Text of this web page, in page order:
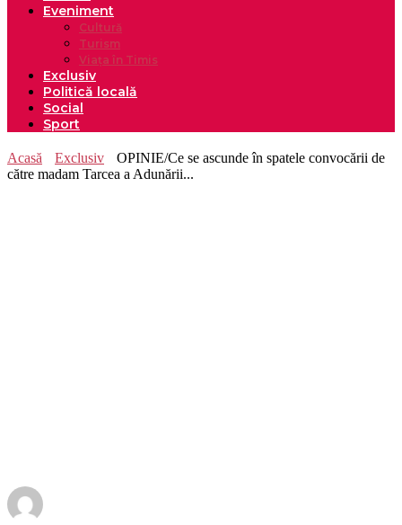
Eveniment
Cultură
Turism
Viața în Timis
Exclusiv
Politică locală
Social
Sport
Acasă Exclusiv
OPINIE/Ce se ascunde în spatele convocării de
către madam Tarcea a Adunării...